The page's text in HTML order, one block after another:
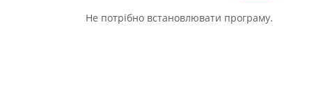
Не потрібно встановлювати програму.